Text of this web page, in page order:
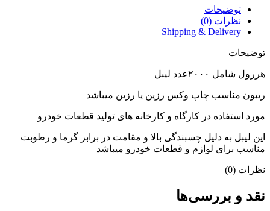
توضیحات
نظرات (0)
Shipping & Delivery
توضیحات
هررول شامل ۲۰۰۰عدد لیبل
ریبون مناسب چاپ وکس رزین یا رزین میباشد
مورد استفاده در کارگاه و کارخانه های تولید قطعات خودرو
این لیبل به دلیل چسبندگی بالا و مقامت در برابر گرما و رطوبت
مناسب برای لوازم و قطعات خودرو میباشد
نظرات (0)
نقد و بررسی‌ها